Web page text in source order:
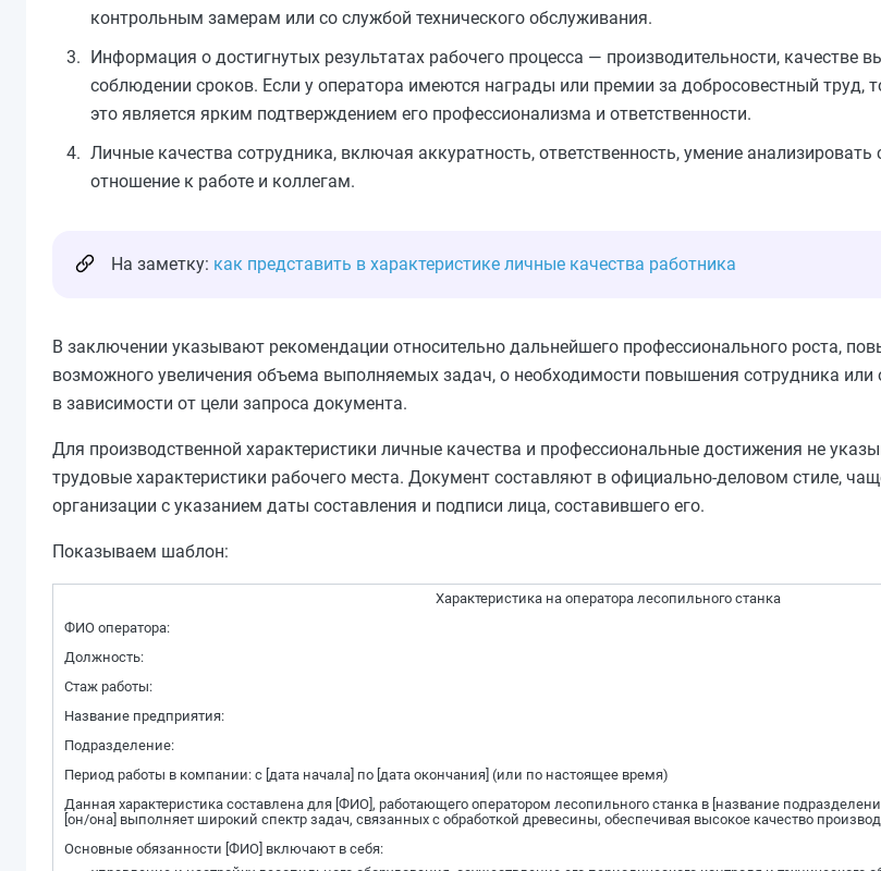
контрольным замерам или со службой технического обслуживания.
Информация о достигнутых результатах рабочего процесса — производительности, качестве
соблюдении сроков. Если у оператора имеются награды или премии за добросовестный труд,
это является ярким подтверждением его профессионализма и ответственности.
Личные качества сотрудника, включая аккуратность, ответственность, умение
отношение к работе и коллегам.
На заметку: как представить в характеристике личные качества работника
В заключении указывают рекомендации относительно дальнейшего профессионального роста,
возможного увеличения объема выполняемых задач, о необходимости повышения сотрудника или
в зависимости от цели запроса документа.
Для производственной характеристики личные качества и профессиональные достижения не
трудовые характеристики рабочего места. Документ составляют в официально-деловом стиле,
организации с указанием даты составления и подписи лица, составившего его.
Показываем шаблон:
Характеристика на оператора лесопильного станка
ФИО оператора:
Должность:
Стаж работы:
Название предприятия:
Подразделение:
Период работы в компании: с [дата начала] по [дата окончания] (или по настоящее время)
Данная характеристика составлена для [ФИО], работающего оператором лесопильного станка в [название
[он/она] выполняет широкий спектр задач, связанных с обработкой древесины, обеспечивая высокое качество
Основные обязанности [ФИО] включают в себя: